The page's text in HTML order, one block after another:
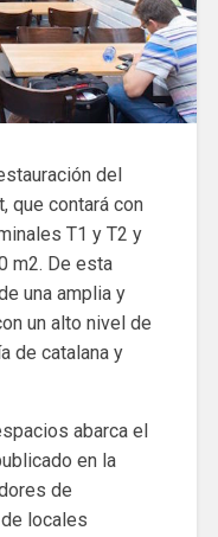
del
que contará con
T1 y T2 y
m2. De esta
una amplia y
un alto nivel de
de catalana y
abarca el
en la
de
locales